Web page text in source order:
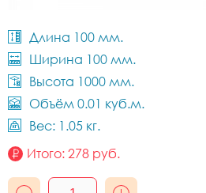
Длина 100 мм.
Ширина 100 мм.
Высота 1000 мм.
Объём 0.01 куб.м.
Вес: 1.05 кг.
Итого: 278 руб.